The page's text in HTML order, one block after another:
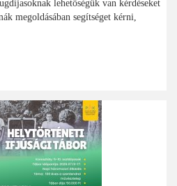
lehetőségük van kérdéseket
megoldásában segítséget kérni,